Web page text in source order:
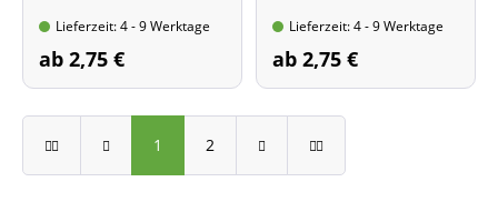
Lieferzeit: 4 - 9 Werktage
ab 2,75 €
Lieferzeit: 4 - 9 Werktage
ab 2,75 €
1 2